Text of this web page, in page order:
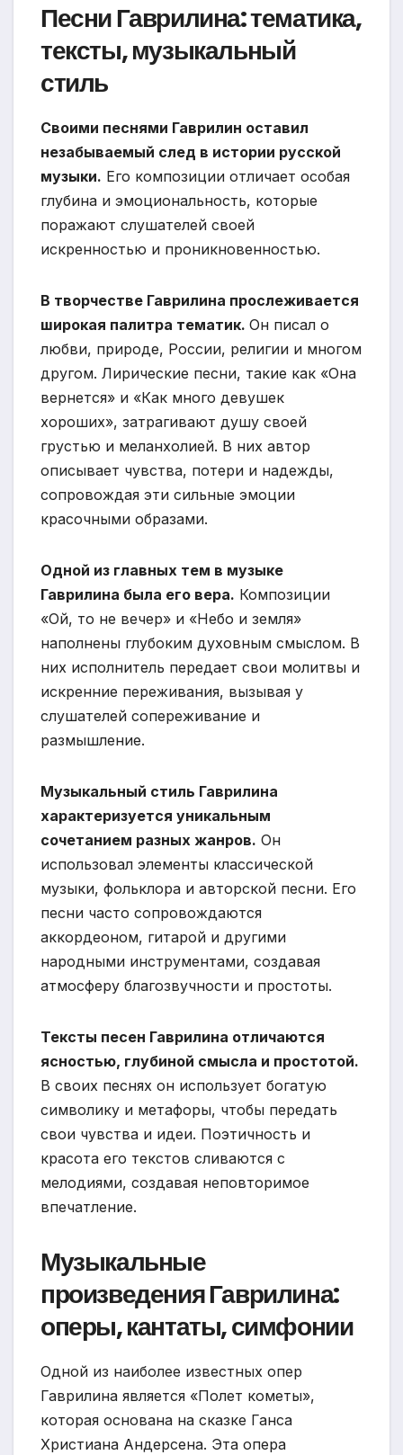
Песни Гаврилина: тематика,
тексты, музыкальный
стиль
Своими песнями Гаврилин оставил
незабываемый след в истории русской
музыки. Его композиции отличает особая
глубина и эмоциональность, которые
поражают слушателей своей
искренностью и проникновенностью.
В творчестве Гаврилина прослеживается
широкая палитра тематик. Он писал о
любви, природе, России, религии и многом
другом. Лирические песни, такие как «Она
вернется» и «Как много девушек
хороших», затрагивают душу своей
грустью и меланхолией. В них автор
описывает чувства, потери и надежды,
сопровождая эти сильные эмоции
красочными образами.
Одной из главных тем в музыке
Гаврилина была его вера. Композиции
«Ой, то не вечер» и «Небо и земля»
наполнены глубоким духовным смыслом. В
них исполнитель передает свои молитвы и
искренние переживания, вызывая у
слушателей сопереживание и
размышление.
Музыкальный стиль Гаврилина
характеризуется уникальным
сочетанием разных жанров. Он
использовал элементы классической
музыки, фольклора и авторской песни. Его
песни часто сопровождаются
аккордеоном, гитарой и другими
народными инструментами, создавая
атмосферу благозвучности и простоты.
Тексты песен Гаврилина отличаются
ясностью, глубиной смысла и простотой.
В своих песнях он использует богатую
символику и метафоры, чтобы передать
свои чувства и идеи. Поэтичность и
красота его текстов сливаются с
мелодиями, создавая неповторимое
впечатление.
Музыкальные
произведения Гаврилина:
оперы, кантаты, симфонии
Одной из наиболее известных опер
Гаврилина является «Полет кометы»,
которая основана на сказке Ганса
Христиана Андерсена. Эта опера